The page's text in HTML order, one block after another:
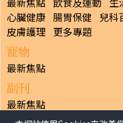
心臟健康 腸胃保健 兒科
皮膚護理 更多專題
寵物
最新焦點
副刊
最新焦點